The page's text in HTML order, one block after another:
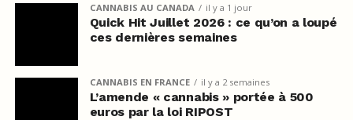
CANNABIS AU CANADA il y a 1 jour
Quick Hit Juillet 2026 : ce qu’on a loupé
ces dernières semaines
CANNABIS EN FRANCE il y a 2 semaines
L’amende « cannabis » portée à 500
euros par la loi RIPOST